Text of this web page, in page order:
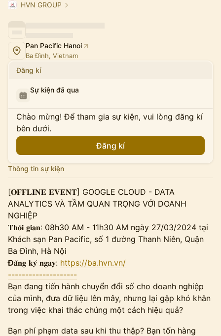
HVN GROUP
Pan Pacific Hanoi
Ba Đình, Vietnam
Đăng kí
Sự kiện đã qua
Chào mừng! Để tham gia sự kiện, vui lòng đăng kí
bên dưới.
Đăng kí
Thông tin sự kiện
[𝐎𝐅𝐅𝐋𝐈𝐍𝐄 𝐄𝐕𝐄𝐍𝐓] GOOGLE CLOUD - DATA
ANALYTICS VÀ TẦM QUAN TRỌNG VỚI DOANH
NGHIỆP
𝐓𝐡𝐨̛̀𝐢 𝐠𝐢𝐚𝐧: 08h30 AM - 11h30 AM ngày 27/03/2024 tại
Khách sạn Pan Pacific, số 1 đường Thanh Niên, Quận
Ba Đình, Hà Nội
Đ𝐚̆𝐧𝐠 𝐤𝐲́ 𝐧𝐠𝐚𝐲: https://ba.hvn.vn/
--------------------
Bạn đang tiến hành chuyển đổi số cho doanh nghiệp
của mình, đưa dữ liệu lên mây, nhưng lại gặp khó khăn
trong việc khai thác chúng một cách hiệu quả?
Bạn phí phạm data sau khi thu thập? Bạn tốn hàng